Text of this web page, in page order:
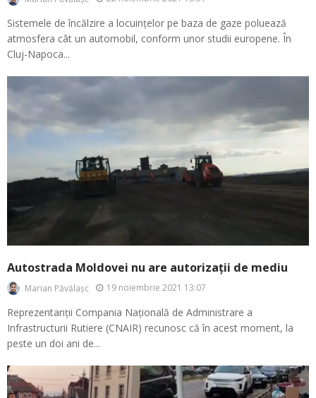
Sistemele de încălzire a locuințelor pe baza de gaze poluează
atmosfera cât un automobil, conform unor studii europene. În
Cluj-Napoca...
Autostrada Moldovei nu are autorizații de mediu
Marian Păvălașc 19 noiembrie 2021 13:07
Reprezentanții Compania Națională de Administrare a
Infrastructurii Rutiere (CNAIR) recunosc că în acest moment, la
peste un doi ani de...